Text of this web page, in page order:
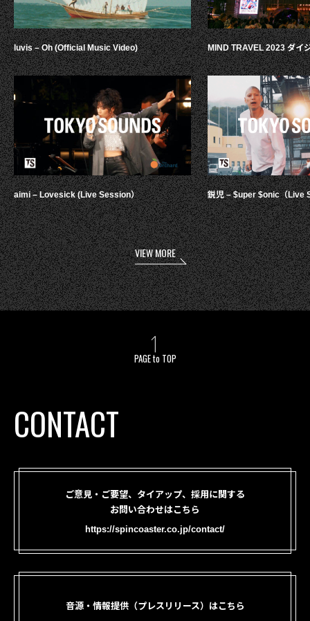
luvis – Oh (Official Music Video)
aimi – Lovesick (Live Session）
MIND TRAVEL 2023 ダイ
鋭児 – $uper $onic（Live
VIEW MORE
PAGE to TOP
CONTACT
ご意見・ご要望、タイアップ、採用に関する
お問い合わせはこちら
https://spincoaster.co.jp/contact/
音源・情報提供（プレスリリース）はこちら